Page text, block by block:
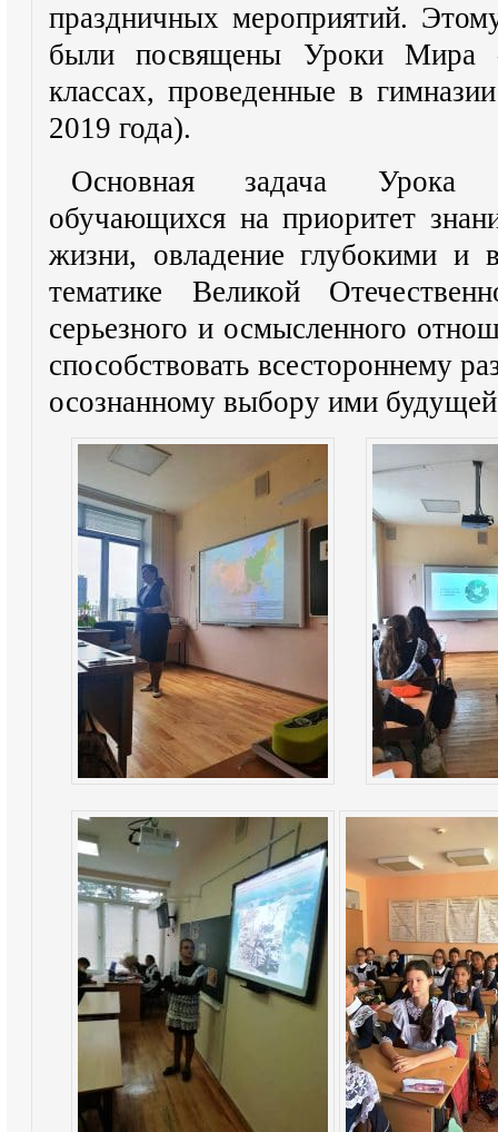
праздничных мероприятий.
были посвящены Уроки
классах, проведенные в
2019 года).
Основная задача Урока
обучающихся на приоритет
жизни, овладение глубокими и
тематике Великой
серьезного и осмысленного
способствовать всестороннему
осознанному выбору ими